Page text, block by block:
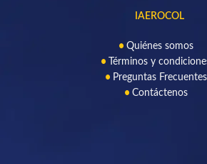
IAEROCOL
Quiénes somos
Términos y
Preguntas Frecuentes
Contáctenos